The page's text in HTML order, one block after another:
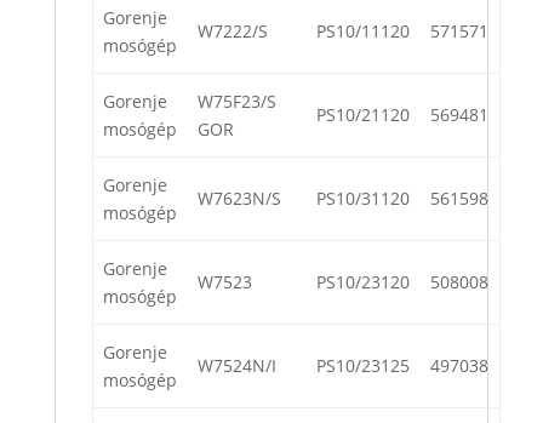
Gorenje
mosógép
W7222/S PS10/11120 571571
Gorenje
mosógép
W75F23/S
GOR
PS10/21120 569481
Gorenje
mosógép
W7623N/S PS10/31120 561598
Gorenje
mosógép
W7523 PS10/23120 508008
Gorenje
mosógép
W7524N/I PS10/23125 497038